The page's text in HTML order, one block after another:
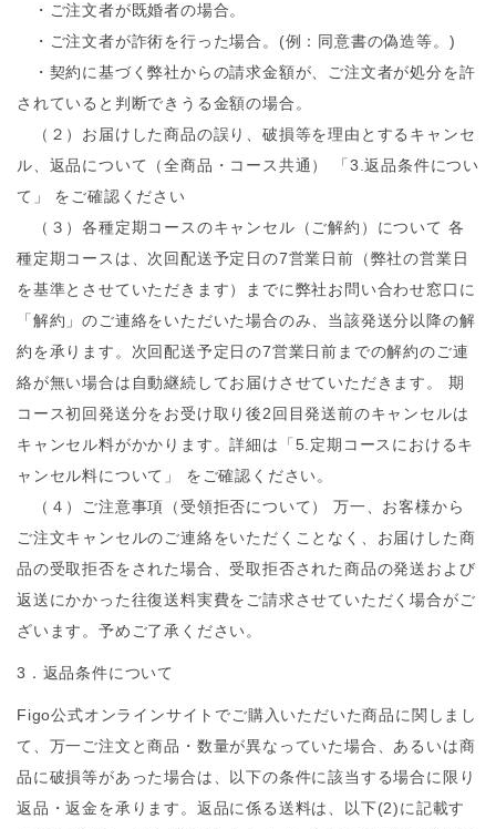
・ご注文者が既婚者の場合。
・ご注文者が詐術を行った場合。(例：同意書の偽造等。)
・契約に基づく弊社からの請求金額が、ご注文者が処分を許
されていると判断できうる金額の場合。
（２）お届けした商品の誤り、破損等を理由とするキャンセ
ル、返品について（全商品・コース共通） 「3.返品条件につい
て」 をご確認ください
（３）各種定期コースのキャンセル（ご解約）について 各
種定期コースは、次回配送予定日の7営業日前（弊社の営業日
を基準とさせていただきます）までに弊社お問い合わせ窓口に
「解約」のご連絡をいただいた場合のみ、当該発送分以降の解
約を承ります。次回配送予定日の7営業日前までの解約のご連
絡が無い場合は自動継続してお届けさせていただきます。 期
コース初回発送分をお受け取り後2回目発送前のキャンセルは
キャンセル料がかかります。詳細は「5.定期コースにおけるキ
ャンセル料について」 をご確認ください。
（４）ご注意事項（受領拒否について） 万一、お客様から
ご注文キャンセルのご連絡をいただくことなく、お届けした商
品の受取拒否をされた場合、受取拒否された商品の発送および
返送にかかった往復送料実費をご請求させていただく場合がご
ざいます。予めご了承ください。
3．返品条件について
Figo公式オンラインサイトでご購入いただいた商品に関しまし
て、万一ご注文と商品・数量が異なっていた場合、あるいは商
品に破損等があった場合は、以下の条件に該当する場合に限り
返品・返金を承ります。返品に係る送料は、以下(2)に記載す